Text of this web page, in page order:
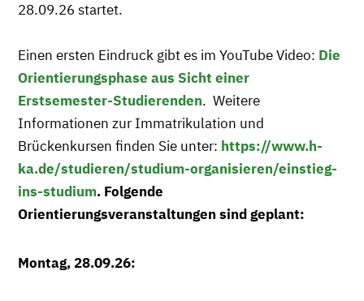
28.09.26 startet.
Einen ersten Eindruck gibt es im YouTube Video: Die
Orientierungsphase aus Sicht einer
Erstsemester-Studierenden. Weitere
Informationen zur Immatrikulation und
Brückenkursen finden Sie unter: https://www.h-
ka.de/studieren/studium-organisieren/einstieg-
ins-studium. Folgende
Orientierungsveranstaltungen sind geplant:
Montag, 28.09.26: